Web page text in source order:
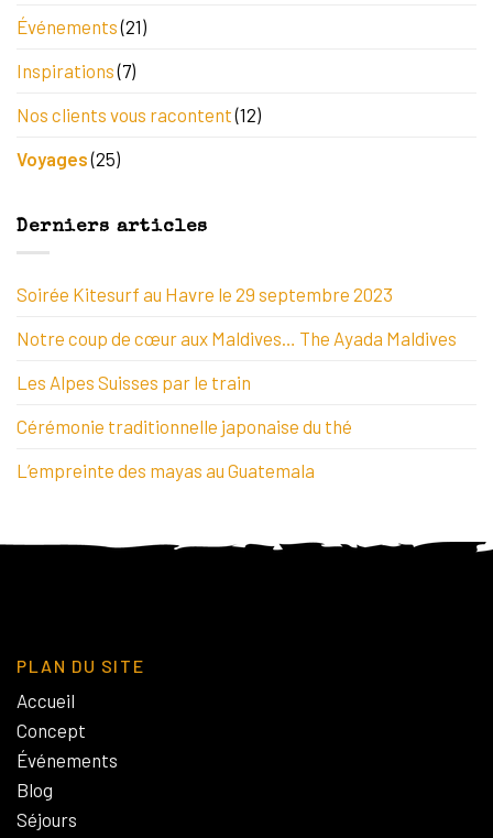
Événements(21)
Inspirations(7)
Nos clients vous racontent(12)
Voyages(25)
Derniers articles
Soirée Kitesurf au Havre le 29 septembre 2023
Notre coup de cœur aux Maldives… The Ayada Maldives
Les Alpes Suisses par le train
Cérémonie traditionnelle japonaise du thé
L’empreinte des mayas au Guatemala
PLAN DU SITE
Accueil
Concept
Événements
Blog
Séjours